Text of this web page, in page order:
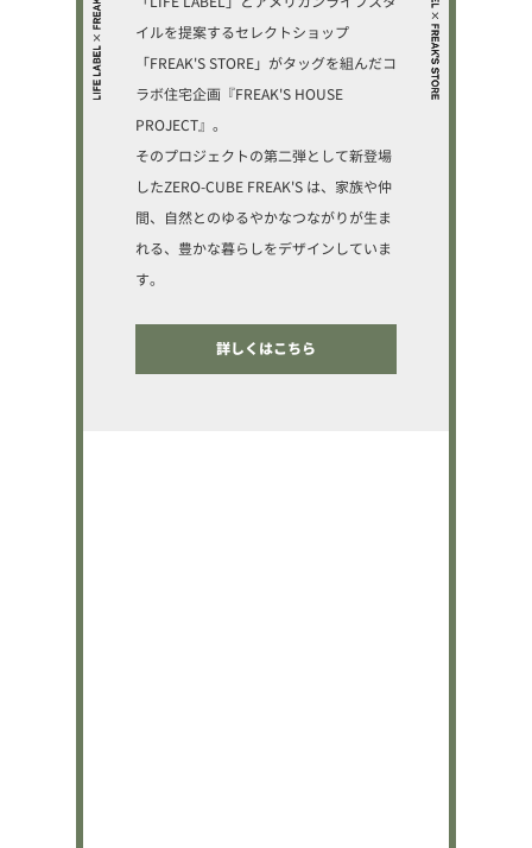
イルを提案するセレクトショップ
「FREAK'S STORE」がタッグを組んだコ
ラボ住宅企画『FREAK'S HOUSE
PROJECT』。
そのプロジェクトの第二弾として新登場
したZERO-CUBE FREAK'S は、家族や仲
間、自然とのゆるやかなつながりが生ま
れる、豊かな暮らしをデザインしていま
す。
詳しくはこちら